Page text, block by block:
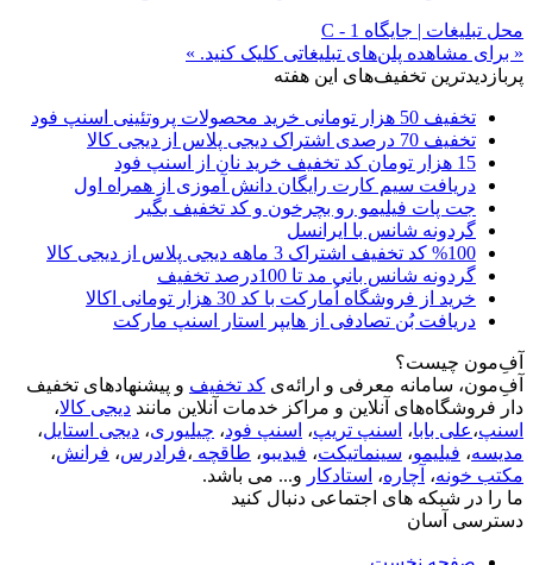
محل تبلیغات | جایگاه C - 1
« برای مشاهده پلن‌های تبلیغاتی کلیک کنید. »
پربازدیدترین تخفیف‌های این هفته
تخفیف 50 هزار تومانی خرید محصولات پروتئینی اسنپ فود
تخفیف 70 درصدی اشتراک دیجی پلاس از دیجی کالا
15 هزار تومان کد تخفیف خرید نان از اسنپ فود
دریافت سیم کارت رایگان دانش آموزی از همراه اول
جت پات فیلیمو رو بچرخون و کد تخفیف بگیر
گردونه شانس با ایرانسل
%100 کد تخفیف اشتراک 3 ماهه دیجی پلاس از دیجی کالا
گردونه شانس بانی مد تا 100درصد تخفیف
خرید از فروشگاه اُمارکت با کد 30 هزار تومانی اکالا
دریافت بُن تصادفی از هایپر استار اسنپ مارکت
آفِ‌مون چیست؟
آفِ‌مون، سامانه معرفی و ارائه‌ی کد تخفیف و پیشنهادهای تخفیف
دار فروشگاه‌های آنلاین و مراکز خدمات آنلاین مانند دیجی کالا،
اسنپ،علی بابا، اسنپ تریپ، اسنپ فود، چیلیوری، دیجی استایل،
مدیسه، فیلیمو، سینماتیکت، فیدیبو، طاقچه ،فرادرس، فرانش،
مکتب خونه، آچاره، استادکار و... می باشد.
ما را در شبکه های اجتماعی دنبال کنید
دسترسی آسان